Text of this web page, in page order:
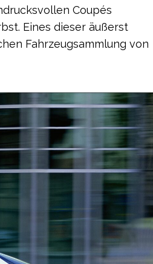
Coupés
Eines dieser äußerst
Fahrzeugsammlung von